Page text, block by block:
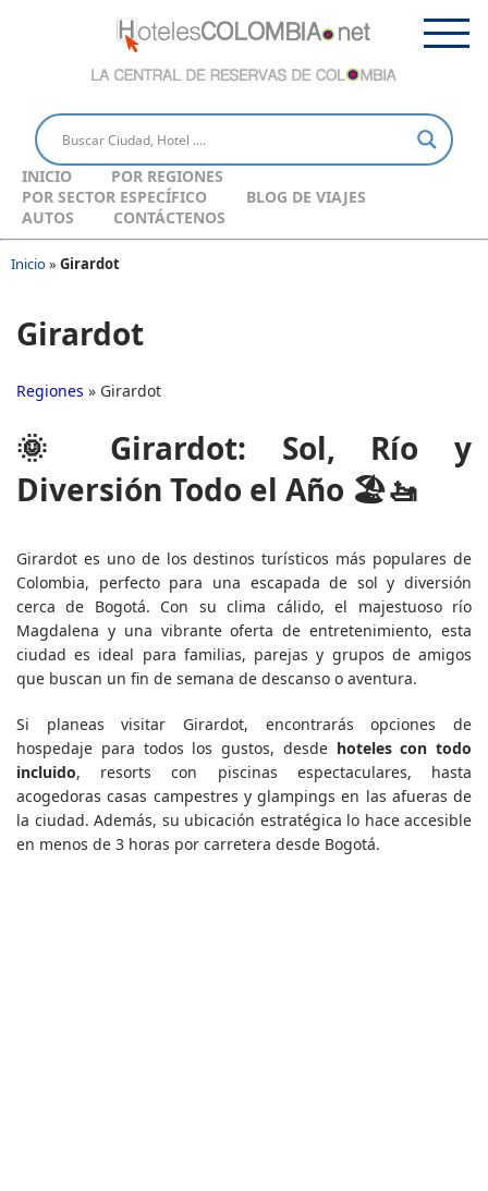
INICIO
POR REGIONES
POR SECTOR ESPECÍFICO
BLOG DE VIAJES
AUTOS
CONTÁCTENOS
Inicio» Girardot
Girardot
Regiones » Girardot
🌞 Girardot: Sol, Río y
Diversión Todo el Año 🏖️🚤
Girardot es uno de los destinos turísticos más populares de
Colombia, perfecto para una escapada de sol y diversión
cerca de Bogotá. Con su clima cálido, el majestuoso río
Magdalena y una vibrante oferta de entretenimiento, esta
ciudad es ideal para familias, parejas y grupos de amigos
que buscan un fin de semana de descanso o aventura.
Si planeas visitar Girardot, encontrarás opciones de
hospedaje para todos los gustos, desde hoteles con todo
incluido, resorts con piscinas espectaculares, hasta
acogedoras casas campestres y glampings en las afueras de
la ciudad. Además, su ubicación estratégica lo hace accesible
en menos de 3 horas por carretera desde Bogotá.